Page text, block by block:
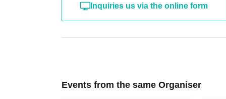
Inquiries us via the online form
Events from the same Organiser